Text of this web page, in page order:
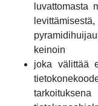
luvattomasta
keinoin
joka välittää